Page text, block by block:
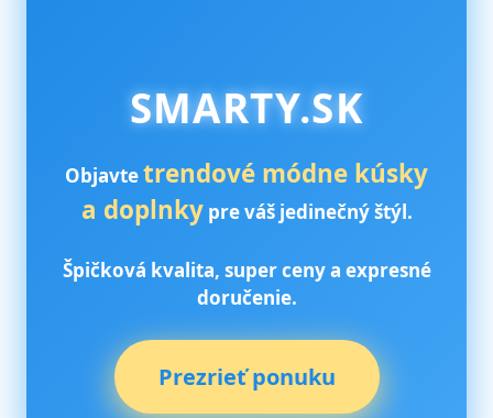
SMARTY.SK
Objavtetrendové módne kúsky
a doplnkypre váš jedinečný štýl.
Špičková kvalita, super ceny a expresné
doručenie.
Prezrieť ponuku